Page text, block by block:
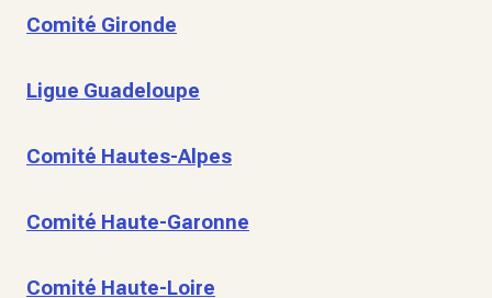
Comité Gironde
Ligue Guadeloupe
Comité Hautes-Alpes
Comité Haute-Garonne
Comité Haute-Loire